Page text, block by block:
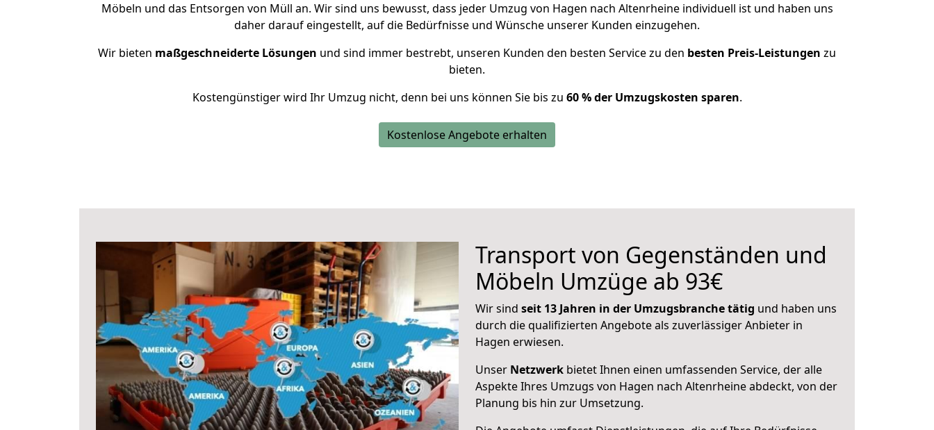
Möbeln und das Entsorgen von Müll an. Wir sind uns bewusst, dass jeder Umzug von Hagen nach Altenrheine individuell ist und haben uns
daher darauf eingestellt, auf die Bedürfnisse und Wünsche unserer Kunden einzugehen.
Wir bieten maßgeschneiderte Lösungen und sind immer bestrebt, unseren Kunden den besten Service zu den besten Preis-Leistungen zu
bieten.
Kostengünstiger wird Ihr Umzug nicht, denn bei uns können Sie bis zu 60 % der Umzugskosten sparen.
Kostenlose Angebote erhalten
Transport von Gegenständen und
Möbeln Umzüge ab 93€
Wir sind seit 13 Jahren in der Umzugsbranche tätig und haben uns
durch die qualifizierten Angebote als zuverlässiger Anbieter in
Hagen erwiesen.
Unser Netzwerk bietet Ihnen einen umfassenden Service, der alle
Aspekte Ihres Umzugs von Hagen nach Altenrheine abdeckt, von der
Planung bis hin zur Umsetzung.